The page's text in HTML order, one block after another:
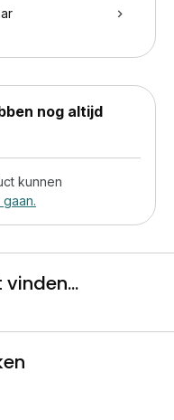
nog altijd
kunnen